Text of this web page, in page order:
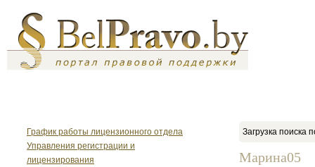
График работы лицензионного отдела
Управления регистрации и
лицензирования
Загрузка поиска
Марина05